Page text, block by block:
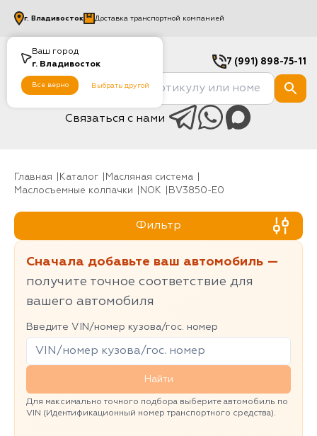
Ваш город
г. Владивосток
Все верно Выбрать другой
г. Владивосток Доставка транспортной компанией
7 (991) 898-75-11
Связаться с нами
Главная Каталог
Масляная система
Маслосъемные колпачки
NOK BV3850-E0
Фильтр
Сначала добавьте ваш автомобиль —
получите точное соответствие для
вашего автомобиля
Введите VIN/номер кузова/гос. номер
Найти
Для максимально точного подбора выберите автомобиль по
VIN (Идентификационный номер транспортного средства).